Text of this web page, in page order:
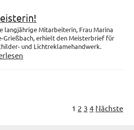
langjährige Mitarbeiterin, Frau Marina
Grießbach, erhielt den Meisterbrief für
und Lichtreklamehandwerk.
1 2 3 4 Nächste